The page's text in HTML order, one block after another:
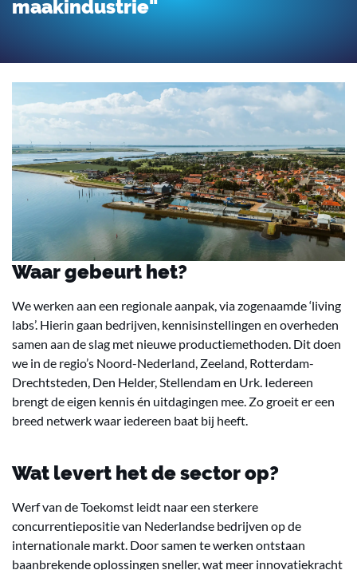
maakindustrie"
Waar gebeurt het?
We werken aan een regionale aanpak, via zogenaamde ‘living
labs’. Hierin gaan bedrijven, kennisinstellingen en overheden
samen aan de slag met nieuwe productiemethoden. Dit doen
we in de regio’s Noord-Nederland, Zeeland, Rotterdam-
Drechtsteden, Den Helder, Stellendam en Urk. Iedereen
brengt de eigen kennis én uitdagingen mee. Zo groeit er een
breed netwerk waar iedereen baat bij heeft.
Wat levert het de sector op?
Werf van de Toekomst leidt naar een sterkere
concurrentiepositie van Nederlandse bedrijven op de
internationale markt. Door samen te werken ontstaan
baanbrekende oplossingen sneller, wat meer innovatiekracht